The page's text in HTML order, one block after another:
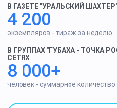
В ГАЗЕТЕ "УРАЛЬСКИЙ ШАХТЕР"
4 200
экземпляров - тираж за неделю
В ГРУППАХ "ГУБАХА - ТОЧКА
СЕТЯХ
8 000+
человек - суммарное количество